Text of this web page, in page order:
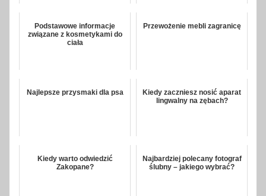
Podstawowe informacje
związane z kosmetykami do
ciała
Przewożenie mebli zagranicę
Najlepsze przysmaki dla psa
Kiedy zaczniesz nosić aparat
lingwalny na zębach?
Kiedy warto odwiedzić
Zakopane?
Najbardziej polecany fotograf
ślubny – jakiego wybrać?